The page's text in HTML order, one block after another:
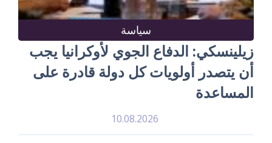
سياسة
زيلينسكي: الدفاع الجوي لأوكرانيا يجب
أن يتصدر أولويات كل دولة قادرة على
المساعدة
10.08.2026